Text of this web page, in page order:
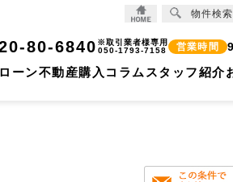
80-6840 ※取引業者様専用
050-1793-7158
営業時間
ーン不動産購入コラム スタッフ紹介
物件検索